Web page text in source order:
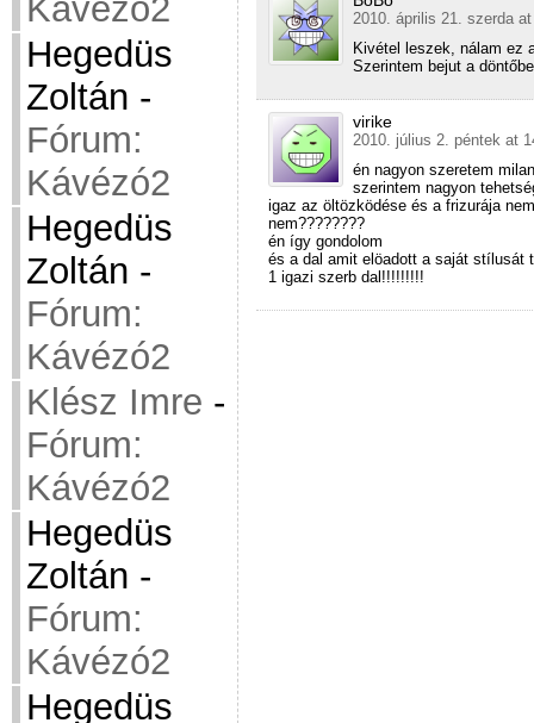
Kávézó2
Hegedüs
Zoltán -
Fórum:
Kávézó2
Hegedüs
Zoltán -
Fórum:
Kávézó2
Klész Imre -
Fórum:
Kávézó2
Hegedüs
Zoltán -
Fórum:
Kávézó2
Hegedüs
2010. április 21. szerda
Kivétel leszek, nálam ez
Szerintem bejut a
virike
2010. július 2. péntek at
én nagyon szeretem
szerintem nagyon
igaz az öltözködése és a frizurája
nem????????
én így gondolom
és a dal amit elöadott a saját stílusát
1 igazi szerb dal!!!!!!!!!